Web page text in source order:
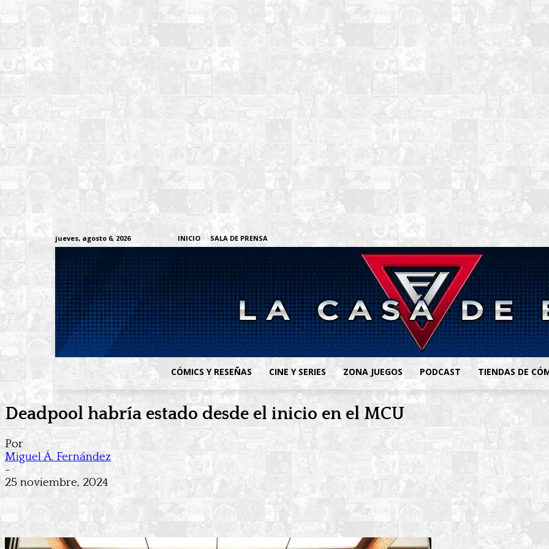
jueves, agosto 6, 2026 INICIO SALA DE PRENSA
CÓMICS Y RESEÑAS CINE Y SERIES ZONA JUEGOS PODCAST TIENDAS DE
Deadpool habría estado desde el inicio en el MCU
Por
Miguel Á. Fernández
-
25 noviembre, 2024